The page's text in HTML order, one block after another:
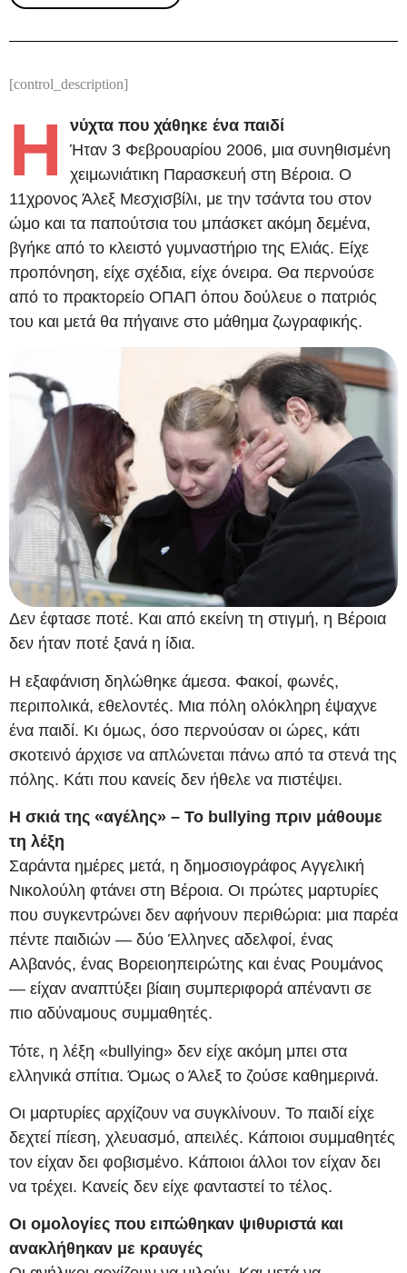
[control_description]
Η
νύχτα που χάθηκε ένα παιδί
Ήταν 3 Φεβρουαρίου 2006, μια συνηθισμένη
χειμωνιάτικη Παρασκευή στη Βέροια. Ο
11χρονος Άλεξ Μεσχισβίλι, με την τσάντα του στον
ώμο και τα παπούτσια του μπάσκετ ακόμη δεμένα,
βγήκε από το κλειστό γυμναστήριο της Ελιάς. Είχε
προπόνηση, είχε σχέδια, είχε όνειρα. Θα περνούσε
από το πρακτορείο ΟΠΑΠ όπου δούλευε ο πατριός
του και μετά θα πήγαινε στο μάθημα ζωγραφικής.
Δεν έφτασε ποτέ. Και από εκείνη τη στιγμή, η Βέροια
δεν ήταν ποτέ ξανά η ίδια.
Η εξαφάνιση δηλώθηκε άμεσα. Φακοί, φωνές,
περιπολικά, εθελοντές. Μια πόλη ολόκληρη έψαχνε
ένα παιδί. Κι όμως, όσο περνούσαν οι ώρες, κάτι
σκοτεινό άρχισε να απλώνεται πάνω από τα στενά της
πόλης. Κάτι που κανείς δεν ήθελε να πιστέψει.
Η σκιά της «αγέλης» – Το bullying πριν μάθουμε
τη λέξη
Σαράντα ημέρες μετά, η δημοσιογράφος Αγγελική
Νικολούλη φτάνει στη Βέροια. Οι πρώτες μαρτυρίες
που συγκεντρώνει δεν αφήνουν περιθώρια: μια παρέα
πέντε παιδιών — δύο Έλληνες αδελφοί, ένας
Αλβανός, ένας Βορειοηπειρώτης και ένας Ρουμάνος
— είχαν αναπτύξει βίαιη συμπεριφορά απέναντι σε
πιο αδύναμους συμμαθητές.
Τότε, η λέξη «bullying» δεν είχε ακόμη μπει στα
ελληνικά σπίτια. Όμως ο Άλεξ το ζούσε καθημερινά.
Οι μαρτυρίες αρχίζουν να συγκλίνουν. Το παιδί είχε
δεχτεί πίεση, χλευασμό, απειλές. Κάποιοι συμμαθητές
τον είχαν δει φοβισμένο. Κάποιοι άλλοι τον είχαν δει
να τρέχει. Κανείς δεν είχε φανταστεί το τέλος.
Οι ομολογίες που ειπώθηκαν ψιθυριστά και
ανακλήθηκαν με κραυγές